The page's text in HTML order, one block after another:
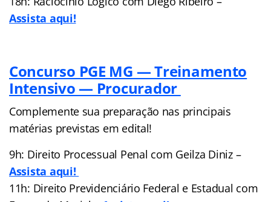
Assista aqui!
Concurso PGE MG — Treinamento
Intensivo — Procurador
Complemente sua preparação nas principais
matérias previstas em edital!
9h: Direito Processual Penal com Geilza Diniz –
Assista aqui!
11h: Direito Previdenciário Federal e Estadual com